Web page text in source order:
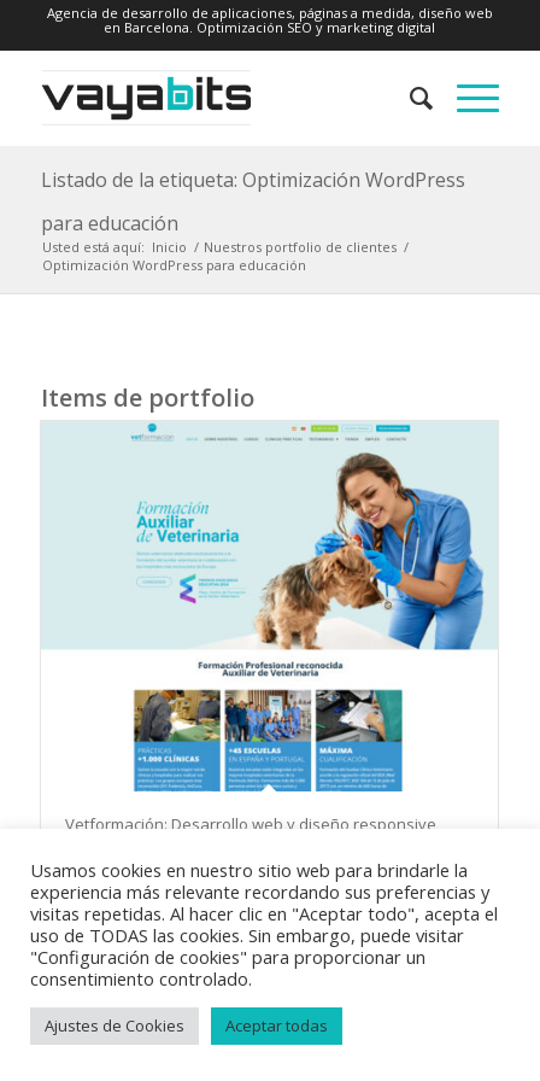
Agencia de desarrollo de aplicaciones, páginas a medida, diseño web
en Barcelona. Optimización SEO y marketing digital
Listado de la etiqueta: Optimización WordPress
para educación
Usted está aquí: Inicio / Nuestros portfolio de clientes /
Optimización WordPress para educación
Items de portfolio
Vetformación: Desarrollo web y diseño responsive
Política de privacidad| Política de cookies
Usamos cookies en nuestro sitio web para brindarle la
experiencia más relevante recordando sus preferencias y
visitas repetidas. Al hacer clic en "Aceptar todo", acepta el
uso de TODAS las cookies. Sin embargo, puede visitar
"Configuración de cookies" para proporcionar un
consentimiento controlado.
Ajustes de Cookies Aceptar todas